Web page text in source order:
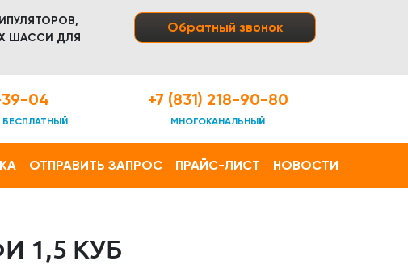
ШАССИ ДЛЯ
Обратный звонок
04 +7 (831) 218-90-80
МНОГОКАНАЛЬНЫЙ
ОТПРАВИТЬ ЗАПРОС ПРАЙС-ЛИСТ НОВОСТИ
1,5 КУБ